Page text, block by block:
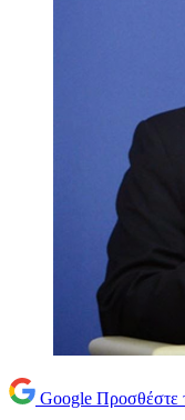
Google Προσθέστε